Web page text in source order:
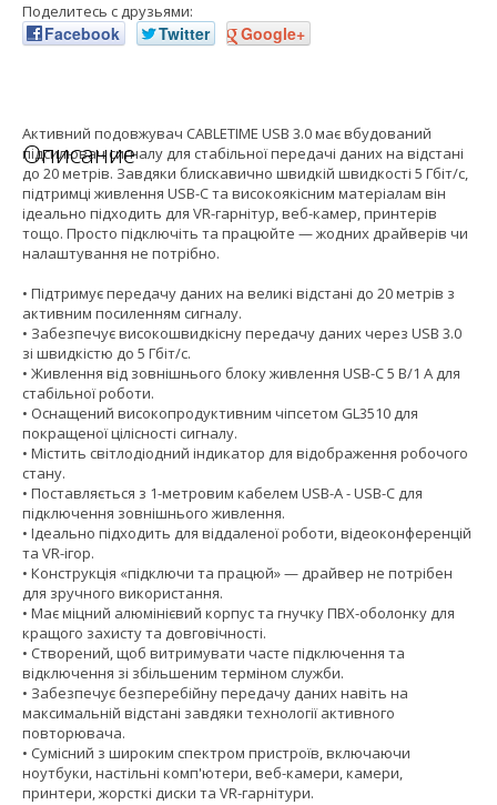
Поделитесь с друзьями:
Facebook Twitter Google+
Описание
Активний подовжувач CABLETIME USB 3.0 має вбудований
підсилювач сигналу для стабільної передачі даних на відстані
до 20 метрів. Завдяки блискавично швидкій швидкості 5 Гбіт/с,
підтримці живлення USB-C та високоякісним матеріалам він
ідеально підходить для VR-гарнітур, веб-камер, принтерів
тощо. Просто підключіть та працюйте — жодних драйверів чи
налаштування не потрібно.
• Підтримує передачу даних на великі відстані до 20 метрів з
активним посиленням сигналу.
• Забезпечує високошвидкісну передачу даних через USB 3.0
зі швидкістю до 5 Гбіт/с.
• Живлення від зовнішнього блоку живлення USB-C 5 В/1 А для
стабільної роботи.
• Оснащений високопродуктивним чіпсетом GL3510 для
покращеної цілісності сигналу.
• Містить світлодіодний індикатор для відображення робочого
стану.
• Поставляється з 1-метровим кабелем USB-A - USB-C для
підключення зовнішнього живлення.
• Ідеально підходить для віддаленої роботи, відеоконференцій
та VR-ігор.
• Конструкція «підключи та працюй» — драйвер не потрібен
для зручного використання.
• Має міцний алюмінієвий корпус та гнучку ПВХ-оболонку для
кращого захисту та довговічності.
• Створений, щоб витримувати часте підключення та
відключення зі збільшеним терміном служби.
• Забезпечує безперебійну передачу даних навіть на
максимальній відстані завдяки технології активного
повторювача.
• Сумісний з широким спектром пристроїв, включаючи
ноутбуки, настільні комп'ютери, веб-камери, камери,
принтери, жорсткі диски та VR-гарнітури.